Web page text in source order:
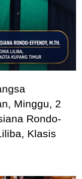
Minggu, 2
Rondo-
Klasis